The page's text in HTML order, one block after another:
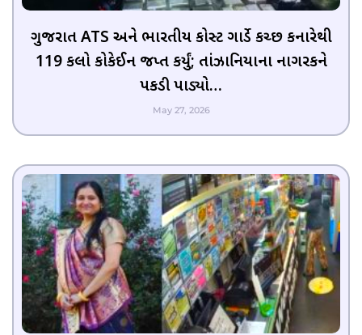
ગુજરાત ATS અને ભારતીય કોસ્ટ ગાર્ડે કચ્છ કિનારેથી
119 કિલો કોકેઈન જપ્ત કર્યું; તાંઝાનિયાના નાગરિકને
પકડી પાડ્યો…
May 27, 2026